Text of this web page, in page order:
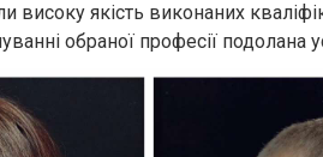
високу якість виконаних
обраної професії подолана